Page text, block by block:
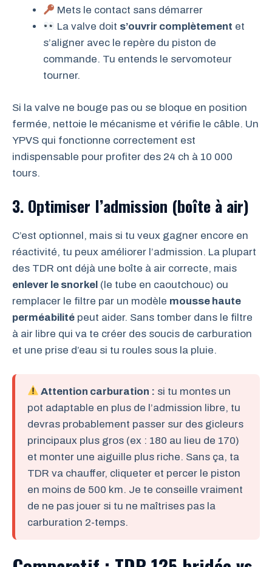
Mets le contact sans démarrer
La valve doit s’ouvrir complètement et
s’aligner avec le repère du piston de
commande. Tu entends le servomoteur
tourner.
Si la valve ne bouge pas ou se bloque en position
fermée, nettoie le mécanisme et vérifie le câble. Un
YPVS qui fonctionne correctement est
indispensable pour profiter des 24 ch à 10 000
tours.
3. Optimiser l’admission (boîte à air)
C’est optionnel, mais si tu veux gagner encore en
réactivité, tu peux améliorer l’admission. La plupart
des TDR ont déjà une boîte à air correcte, mais
enlever le snorkel (le tube en caoutchouc) ou
remplacer le filtre par un modèle mousse haute
perméabilité peut aider. Sans tomber dans le filtre
à air libre qui va te créer des soucis de carburation
et une prise d’eau si tu roules sous la pluie.
Attention carburation : si tu montes un
pot adaptable en plus de l’admission libre, tu
devras probablement passer sur des gicleurs
principaux plus gros (ex : 180 au lieu de 170)
et monter une aiguille plus riche. Sans ça, ta
TDR va chauffer, cliqueter et percer le piston
en moins de 500 km. Je te conseille vraiment
de ne pas jouer si tu ne maîtrises pas la
carburation 2-temps.